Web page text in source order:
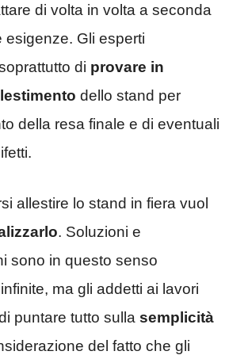
di volta in volta a seconda
esigenze. Gli esperti
di provare in
dello stand per
della resa finale e di eventuali
allestire lo stand in fiera vuol
. Soluzioni e
sono in questo senso
ma gli addetti ai lavori
puntare tutto sulla semplicità
del fatto che gli